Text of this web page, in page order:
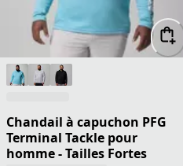
Chandail à capuchon PFG
Terminal Tackle pour
homme - Tailles Fortes